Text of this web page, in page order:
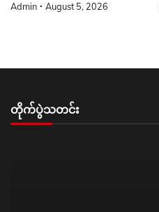
Admin August 5, 2026
တိုက်ပွဲသတင်း